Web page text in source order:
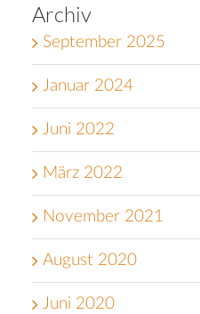
Archiv
September 2025
Januar 2024
Juni 2022
März 2022
November 2021
August 2020
Juni 2020